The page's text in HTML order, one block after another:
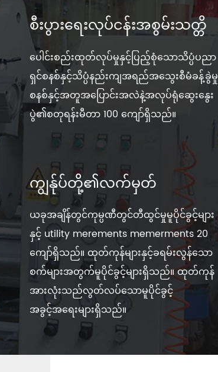
စီးပွားရေးလုပ်ငန်းအစွမ်းသတ္တိ
ပေါင်းစည်းထုတ်လုပ်မှုနှင့်ပြည့်စုံသောသိပ္ပံပညာ
ရှင်စနစ်နှင့်သိပ္ပံနည်းကျအရည်အသွေးစီမံခန့်ခွဲမှု
စနစ်နှင့်အတူအပြောင်းအလဲနဲ့အလုပ်ရုံဆွေးနွေး
ပွဲ၏စတုရန်းမီတာ 100 ကျော်ရှိသည်။
ကျွန်ုပ်တို့၏လက်မှတ်
ယခုအချိန်တွင်ကုမ္ပဏီတွင်တီထွင်မှုမူပိုင်ခွင့်များ
နှင့် utility merements memerments 20
ကျော်ရှိသည်။ ထုတ်ကုန်များနှင့်ခရမ်းလွန်သော
စက်များအတွက်မူပိုင်ခွင့်များရှိသည်။ ထုတ်ကုန်
အားလုံးသည်လွတ်လပ်သောမူပိုင်ခွင့်
အခွင့်အရေးများရှိသည်။